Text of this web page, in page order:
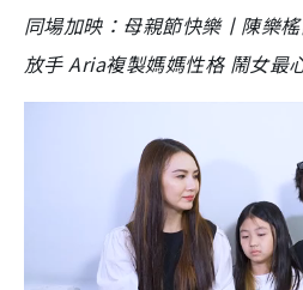
同場加映：母親節快樂丨陳樂
放手 Aria複製媽媽性格 鬧女最